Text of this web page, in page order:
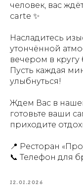
человек, вас
carte ✨
Насладитесь
утончённой
вечером в кругу
Пусть каждая
улыбнуться!
Ждем Вас в
готовьте ваши
приходите
📍 Ресторан
📞 Телефон для
12.01.2026